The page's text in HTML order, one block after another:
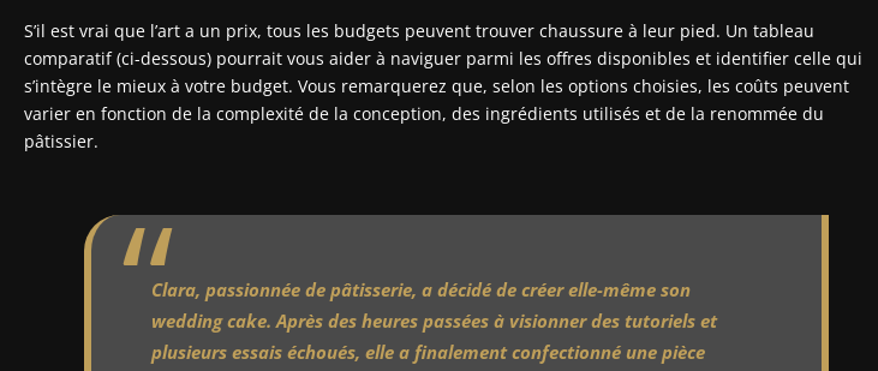
S’il est vrai que l’art a un prix, tous les budgets peuvent trouver chaussure à leur pied. Un tableau
comparatif (ci-dessous) pourrait vous aider à naviguer parmi les offres disponibles et identifier celle qui
s’intègre le mieux à votre budget. Vous remarquerez que, selon les options choisies, les coûts peuvent
varier en fonction de la complexité de la conception, des ingrédients utilisés et de la renommée du
pâtissier.
Clara, passionnée de pâtisserie, a décidé de créer elle-même son
wedding cake. Après des heures passées à visionner des tutoriels et
plusieurs essais échoués, elle a finalement confectionné une pièce